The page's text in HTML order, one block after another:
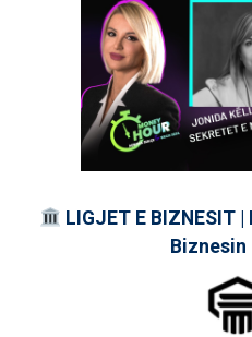
LIGJET E BIZNESIT
Biznesin